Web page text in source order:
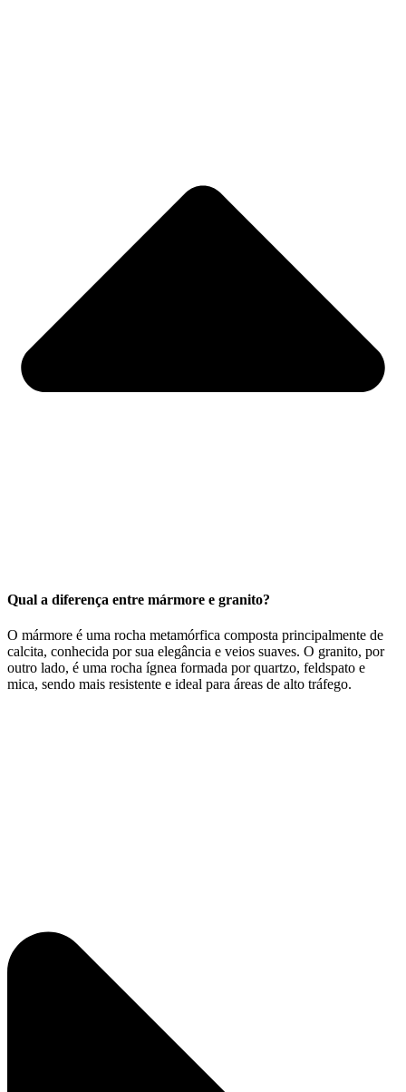
Qual a diferença entre mármore e granito?
O mármore é uma rocha metamórfica composta principalmente de
calcita, conhecida por sua elegância e veios suaves. O granito, por
outro lado, é uma rocha ígnea formada por quartzo, feldspato e
mica, sendo mais resistente e ideal para áreas de alto tráfego.